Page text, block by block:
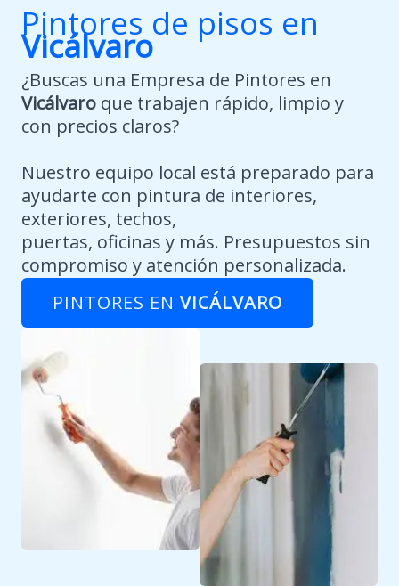
Pintores de pisos en
Vicálvaro
¿Buscas una Empresa de Pintores en
Vicálvaro que trabajen rápido, limpio y
con precios claros?
Nuestro equipo local está preparado para
ayudarte con pintura de interiores,
exteriores, techos,
puertas, oficinas y más. Presupuestos sin
compromiso y atención personalizada.
PINTORES EN VICÁLVARO